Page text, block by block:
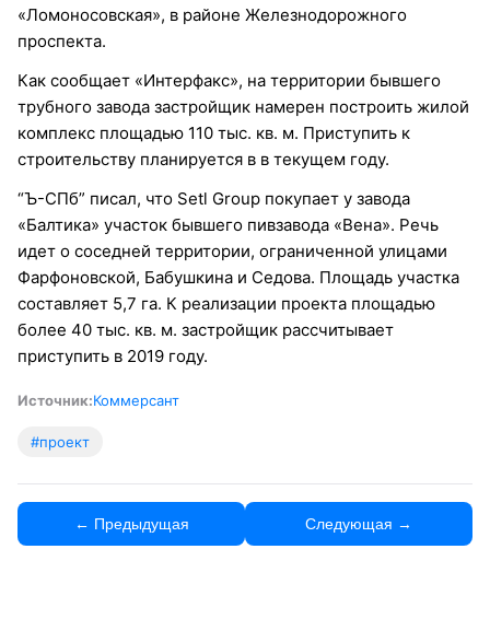
«Ломоносовская», в районе Железнодорожного
проспекта.
Как сообщает «Интерфакс», на территории бывшего
трубного завода застройщик намерен построить жилой
комплекс площадью 110 тыс. кв. м. Приступить к
строительству планируется в в текущем году.
“Ъ-СПб” писал, что Setl Group покупает у завода
«Балтика» участок бывшего пивзавода «Вена». Речь
идет о соседней территории, ограниченной улицами
Фарфоновской, Бабушкина и Седова. Площадь участка
составляет 5,7 га. К реализации проекта площадью
более 40 тыс. кв. м. застройщик рассчитывает
приступить в 2019 году.
Источник:Коммерсант
#проект
← Предыдущая Следующая →